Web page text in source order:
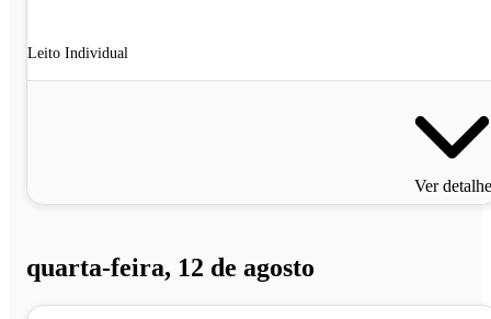
Leito Individual
Ver
quarta-feira, 12 de agosto